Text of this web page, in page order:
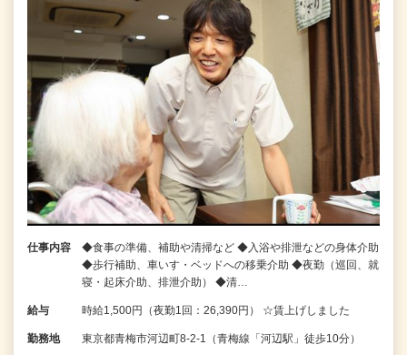
仕事内容
◆食事の準備、補助や清掃など ◆入浴や排泄などの身体介助
◆歩行補助、車いす・ベッドへの移乗介助 ◆夜勤（巡回、就
寝・起床介助、排泄介助） ◆清…
給与 時給1,500円（夜勤1回：26,390円） ☆賃上げしました
勤務地 東京都青梅市河辺町8‐2‐1（青梅線「河辺駅」徒歩10分）